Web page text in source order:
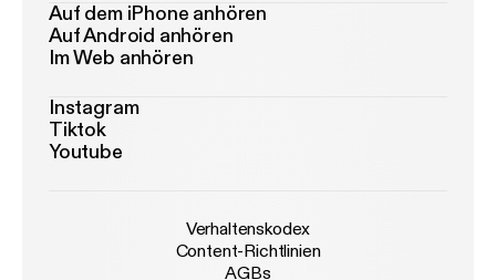
Auf dem iPhone anhören
Auf Android anhören
Im Web anhören
Instagram
Tiktok
Youtube
Verhaltenskodex
Content-Richtlinien
AGBs